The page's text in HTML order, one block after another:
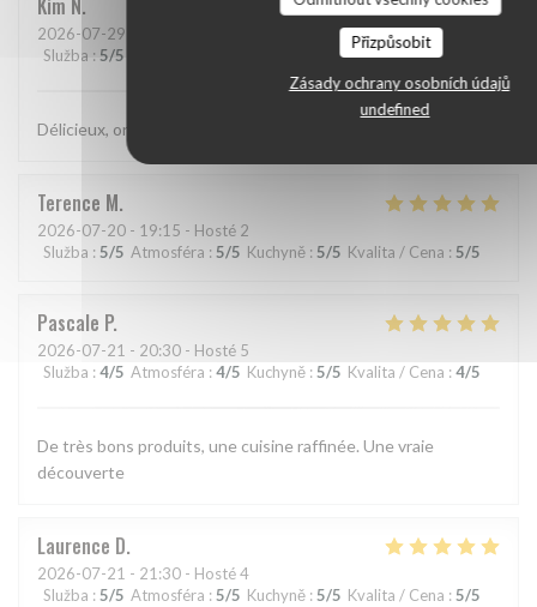
Přizpůsobit
Zásady ochrany osobních údajů
undefined
Kim N
2026-07-29
Služba :5/5 /5 Kvalita / Cena
Délicieux, original, subtil et service très agréable.
Terence M
2026-07-20 - 19:15 - Hosté 2
Služba : 5/5 Atmosféra : 5/5 Kuchyně : 5/5 Kvalita / Cena : 5/5
Pascale P
2026-07-21 - 20:30 - Hosté 5
Služba : 4/5 Atmosféra : 4/5 Kuchyně : 5/5 Kvalita / Cena : 4/5
De très bons produits, une cuisine raffinée. Une vraie
découverte
Laurence D
2026-07-21 - 21:30 - Hosté 4
Služba : 5/5 Atmosféra : 5/5 Kuchyně : 5/5 Kvalita / Cena : 5/5